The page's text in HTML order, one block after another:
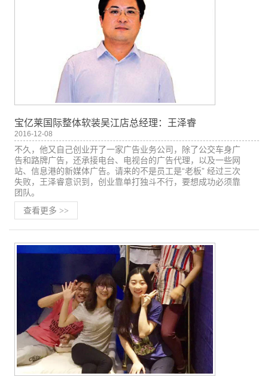
宝亿莱国际整体软装吴江店总经理：王泽睿
2016-12-08
不久，他又自己创业开了一家广告业务公司，除了公交车身广
告和路牌广告，还承接电台、电视台的广告代理，以及一些网
站、信息港的新媒体广告。请来的不是员工是“老板” 经过三次
失败，王泽睿意识到，创业靠单打独斗不行，要想成功必须靠
团队。
查看更多 >>